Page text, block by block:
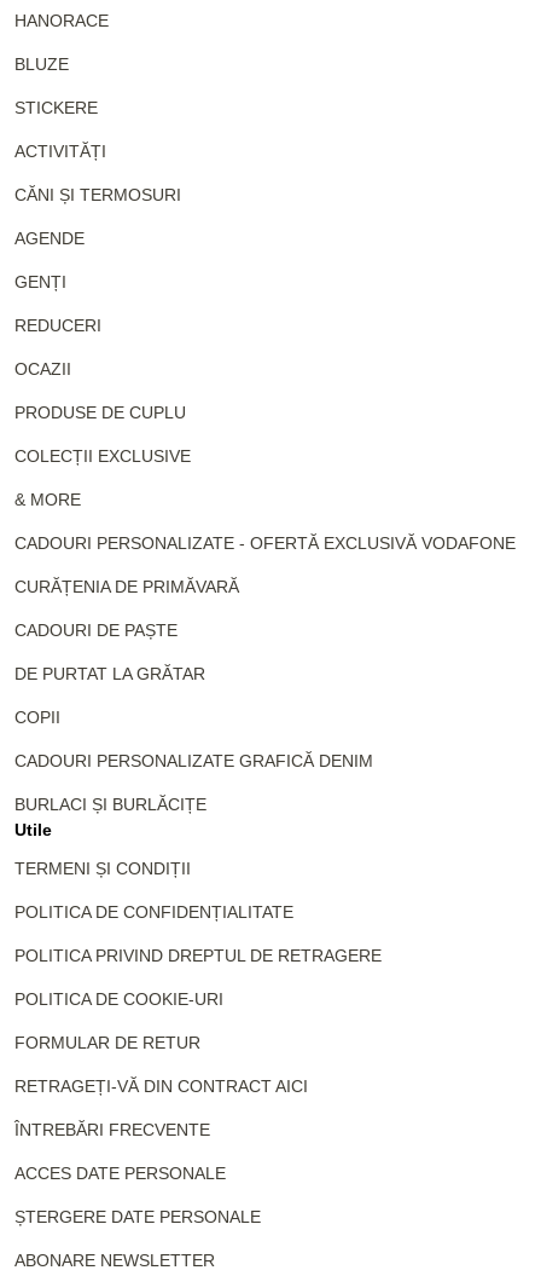
HANORACE
BLUZE
STICKERE
ACTIVITĂȚI
CĂNI ȘI TERMOSURI
AGENDE
GENȚI
REDUCERI
OCAZII
PRODUSE DE CUPLU
COLECȚII EXCLUSIVE
& MORE
CADOURI PERSONALIZATE - OFERTĂ EXCLUSIVĂ VODAFONE
CURĂȚENIA DE PRIMĂVARĂ
CADOURI DE PAȘTE
DE PURTAT LA GRĂTAR
COPII
CADOURI PERSONALIZATE GRAFICĂ DENIM
BURLACI ȘI BURLĂCIȚE
Utile
TERMENI ȘI CONDIȚII
POLITICA DE CONFIDENȚIALITATE
POLITICA PRIVIND DREPTUL DE RETRAGERE
POLITICA DE COOKIE-URI
FORMULAR DE RETUR
RETRAGEȚI-VĂ DIN CONTRACT AICI
ÎNTREBĂRI FRECVENTE
ACCES DATE PERSONALE
ȘTERGERE DATE PERSONALE
ABONARE NEWSLETTER